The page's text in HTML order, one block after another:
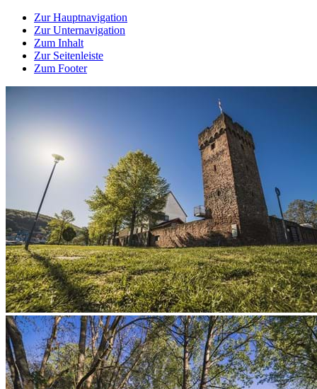
Zur Hauptnavigation
Zur Unternavigation
Zum Inhalt
Zur Seitenleiste
Zum Footer